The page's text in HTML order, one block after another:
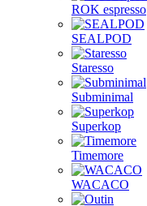
ROK espresso
SEALPOD
Staresso
Subminimal
Superkop
Timemore
WACACO